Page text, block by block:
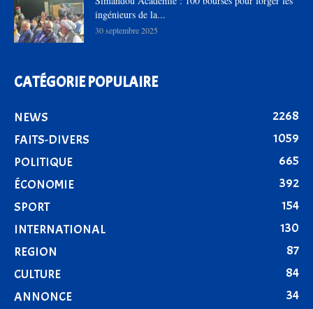
ingénieurs de la...
30 septembre 2025
CATÉGORIE POPULAIRE
NEWS
2268
FAITS-DIVERS
1059
POLITIQUE
665
ÉCONOMIE
392
SPORT
154
INTERNATIONAL
130
REGION
87
CULTURE
84
ANNONCE
34